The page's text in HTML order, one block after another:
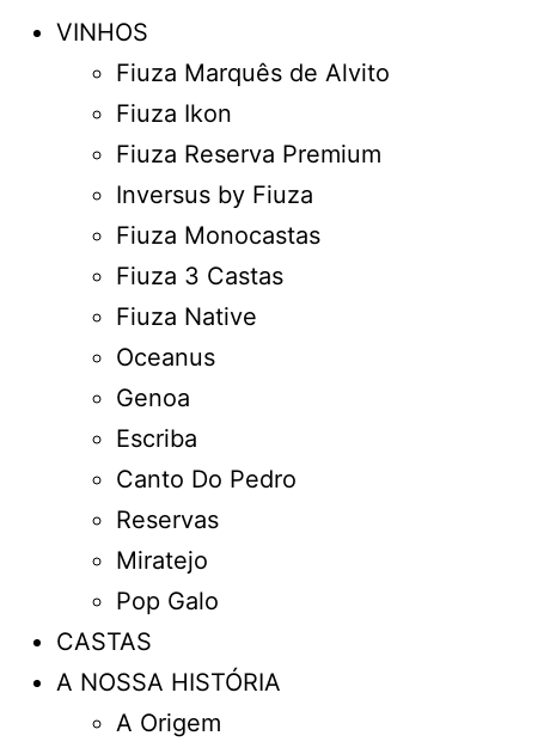
VINHOS
Fiuza Marquês de Alvito
Fiuza Ikon
Fiuza Reserva Premium
Inversus by Fiuza
Fiuza Monocastas
Fiuza 3 Castas
Fiuza Native
Oceanus
Genoa
Escriba
Canto Do Pedro
Reservas
Miratejo
Pop Galo
CASTAS
A NOSSA HISTÓRIA
A Origem